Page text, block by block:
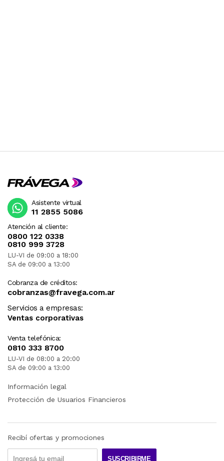
Atención al cliente:
0800 122 0338
0810 999 3728
LU-VI de 09:00 a 18:00
SA de 09:00 a 13:00
Cobranza de créditos:
cobranzas@fravega.com.ar
Servicios a empresas:
Ventas corporativas
Venta telefónica:
0810 333 8700
LU-VI de 08:00 a 20:00
SA de 09:00 a 13:00
Asistente virtual
11 2855 5086
Información legal
Protección de Usuarios Financieros
Recibí ofertas y promociones
SUSCRIBIRME